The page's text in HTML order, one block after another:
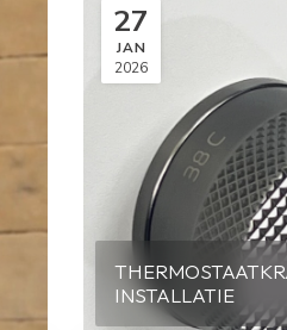
27
JAN
2026
INSTALLATIE